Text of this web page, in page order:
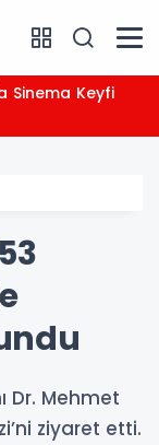
Dr. Mehmet
ziyaret etti.